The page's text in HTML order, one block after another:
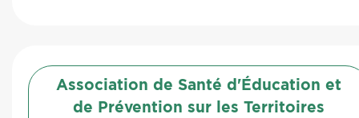
Association de Santé d'Éducation et
de Prévention sur les Territoires